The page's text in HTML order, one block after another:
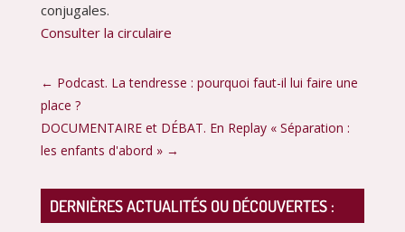
conjugales.
Consulter la circulaire
← Podcast. La tendresse : pourquoi faut-il lui faire une
place ?
DOCUMENTAIRE et DÉBAT. En Replay « Séparation :
les enfants d'abord »→
DERNIÈRES ACTUALITÉS OU DÉCOUVERTES :